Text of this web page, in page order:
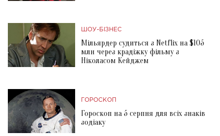
ШОУ-БІЗНЕС
Мільярдер судиться з Netflix на $105
млн через крадіжку фільму з
Ніколасом Кейджем
ГОРОСКОП
Гороскоп на 5 серпня для всіх знаків
зодіаку